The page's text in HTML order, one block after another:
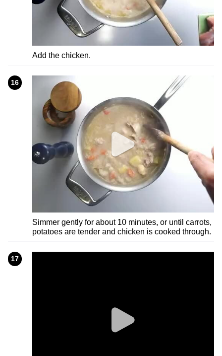
Add the chicken.
16
Simmer gently for about 10 minutes, or until carrots,
potatoes are tender and chicken is cooked through.
17